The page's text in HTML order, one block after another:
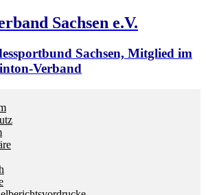
Sachsen e.V.
Sachsen, Mitglied im
Verband